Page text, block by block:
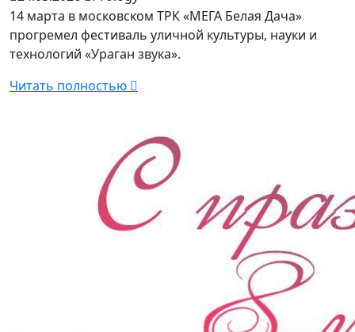
14 марта в московском ТРК «МЕГА Белая Дача»
прогремел фестиваль уличной культуры, науки и
технологий «Ураган звука».
Читать полностью